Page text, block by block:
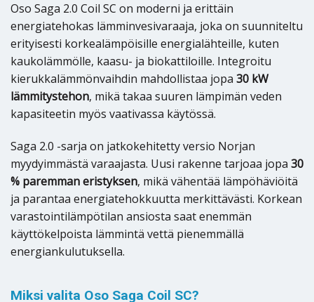
Oso Saga 2.0 Coil SC on moderni ja erittäin
energiatehokas lämminvesivaraaja, joka on suunniteltu
erityisesti korkealämpöisille energialähteille, kuten
kaukolämmölle, kaasu- ja biokattiloille. Integroitu
kierukkalämmönvaihdin mahdollistaa jopa 30 kW
lämmitystehon, mikä takaa suuren lämpimän veden
kapasiteetin myös vaativassa käytössä.
Saga 2.0 -sarja on jatkokehitetty versio Norjan
myydyimmästä varaajasta. Uusi rakenne tarjoaa jopa 30
% paremman eristyksen, mikä vähentää lämpöhäviöitä
ja parantaa energiatehokkuutta merkittävästi. Korkean
varastointilämpötilan ansiosta saat enemmän
käyttökelpoista lämmintä vettä pienemmällä
energiankulutuksella.
Miksi valita Oso Saga Coil SC?